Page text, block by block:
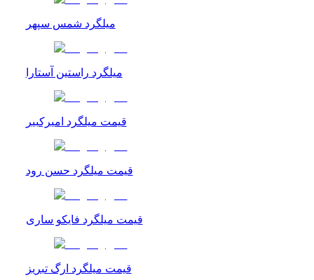
میلگرد شمس سپهر
میلگرد راستین آستارا
قیمت میلگرد امیرکبیر
قیمت میلگرد حسن رود
قیمت میلگرد فایکو ساری
قیمت میلگرد ارگ تبریز